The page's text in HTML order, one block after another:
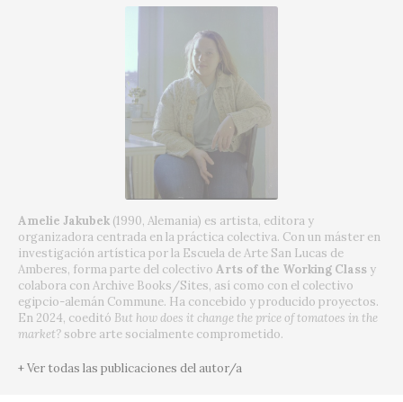
Amelie Jakubek (1990, Alemania) es artista, editora y
organizadora centrada en la práctica colectiva. Con un máster en
investigación artística por la Escuela de Arte San Lucas de
Amberes, forma parte del colectivo Arts of the Working Class y
colabora con Archive Books/Sites, así como con el colectivo
egipcio-alemán Commune. Ha concebido y producido proyectos.
En 2024, coeditó But how does it change the price of tomatoes in the
market? sobre arte socialmente comprometido.
+ Ver todas las publicaciones del autor/a